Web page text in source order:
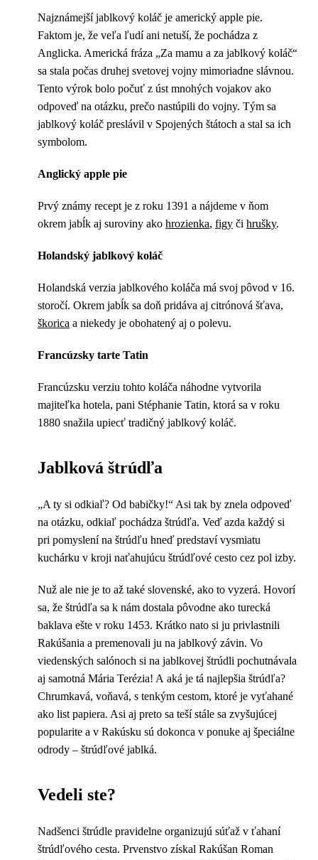
Najznámejší jablkový koláč je americký apple pie.
Faktom je, že veľa ľudí ani netuší, že pochádza z
Anglicka. Americká fráza „Za mamu a za jablkový koláč“
sa stala počas druhej svetovej vojny mimoriadne slávnou.
Tento výrok bolo počuť z úst mnohých vojakov ako
odpoveď na otázku, prečo nastúpili do vojny. Tým sa
jablkový koláč preslávil v Spojených štátoch a stal sa ich
symbolom.
Anglický apple pie
Prvý známy recept je z roku 1391 a nájdeme v ňom
okrem jabĺk aj suroviny ako hrozienka, figy či hrušky.
Holandský jablkový koláč
Holandská verzia jablkového koláča má svoj pôvod v 16.
storočí. Okrem jabĺk sa doň pridáva aj citrónová šťava,
škorica a niekedy je obohatený aj o polevu.
Francúzsky tarte Tatin
Francúzsku verziu tohto koláča náhodne vytvorila
majiteľka hotela, pani Stéphanie Tatin, ktorá sa v roku
1880 snažila upiecť tradičný jablkový koláč.
Jablková štrúdľa
„A ty si odkiaľ? Od babičky!“ Asi tak by znela odpoveď
na otázku, odkiaľ pochádza štrúdľa. Veď azda každý si
pri pomyslení na štrúdľu hneď predstaví vysmiatu
kuchárku v kroji naťahujúcu štrúdľové cesto cez pol izby.
Nuž ale nie je to až také slovenské, ako to vyzerá. Hovorí
sa, že štrúdľa sa k nám dostala pôvodne ako turecká
baklava ešte v roku 1453. Krátko nato si ju privlastnili
Rakúšania a premenovali ju na jablkový závin. Vo
viedenských salónoch si na jablkovej štrúdli pochutnávala
aj samotná Mária Terézia! A aká je tá najlepšia štrúdľa?
Chrumkavá, voňavá, s tenkým cestom, ktoré je vyťahané
ako list papiera. Asi aj preto sa teší stále sa zvyšujúcej
popularite a v Rakúsku sú dokonca v ponuke aj špeciálne
odrody – štrúdľové jablká.
Vedeli ste?
Nadšenci štrúdle pravidelne organizujú súťaž v ťahaní
štrúdľového cesta. Prvenstvo získal Rakúšan Roman